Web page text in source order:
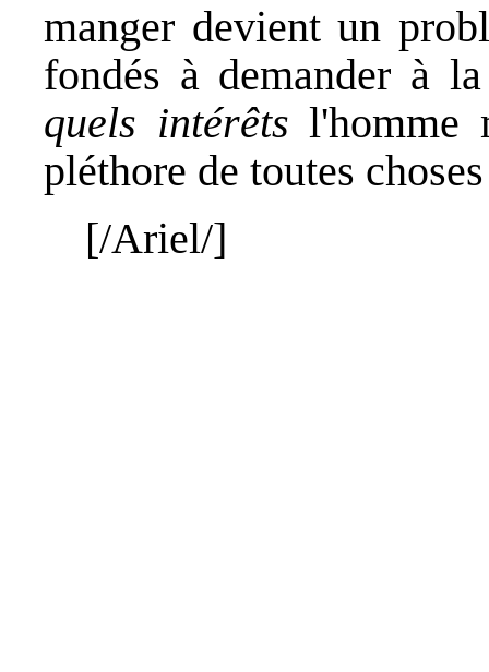
manger devient un
fondés à demander à
quels intérêts l'homme
pléthore de toutes
[/Ariel/]